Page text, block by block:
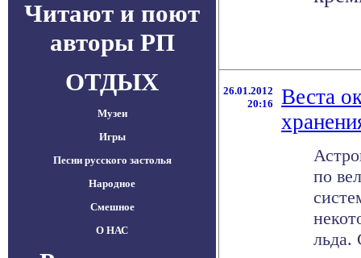
Читают и поют
авторы РП
ОТДЫХ
Музеи
Игры
Песни русского застолья
Народное
Смешное
О НАС
26.01.2012
20:16
Веста
по
льда.